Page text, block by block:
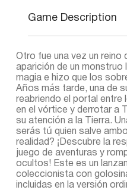
Game Description
Otro fue una vez un reino
aparición de un monstruo
magia e hizo que los
Años más tarde, una de
reabriendo el portal
en el vórtice y derrotar a
su atención a la Tierra.
serás tú quien salve
realidad? ¡Descubre la
juego de aventuras y
ocultos! Este es un
coleccionista con
incluidas en la versión